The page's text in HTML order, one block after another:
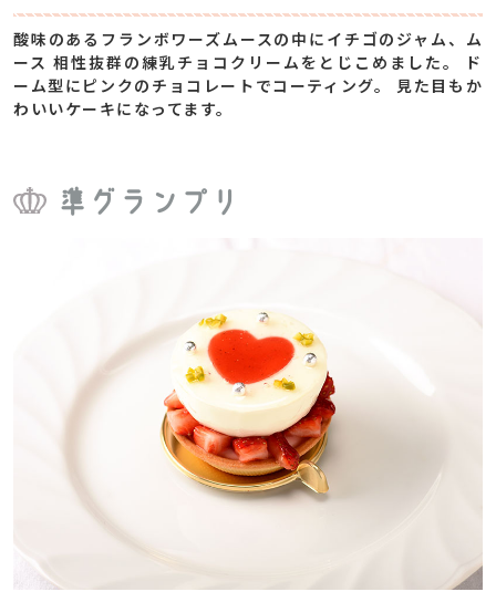
酸味のあるフランボワーズムースの中にイチゴのジャム、ム
ース 相性抜群の練乳チョコクリームをとじこめました。 ド
ーム型にピンクのチョコレートでコーティング。 見た目もか
わいいケーキになってます。
準グランプリ